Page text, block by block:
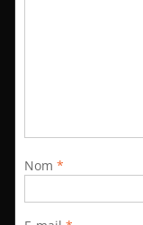
Nom *